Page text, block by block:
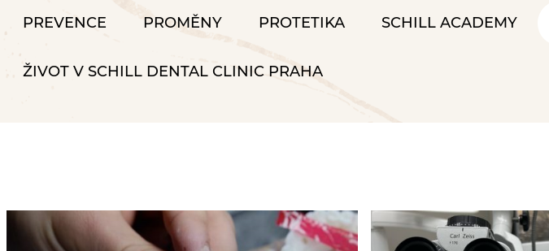
PREVENCE PROMĚNY PROTETIKA SCHILL ACADEMY
ŽIVOT V SCHILL DENTAL CLINIC PRAHA